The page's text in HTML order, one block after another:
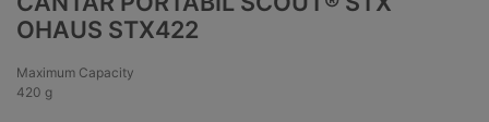
OHAUS STX422
Maximum Capacity
420 g